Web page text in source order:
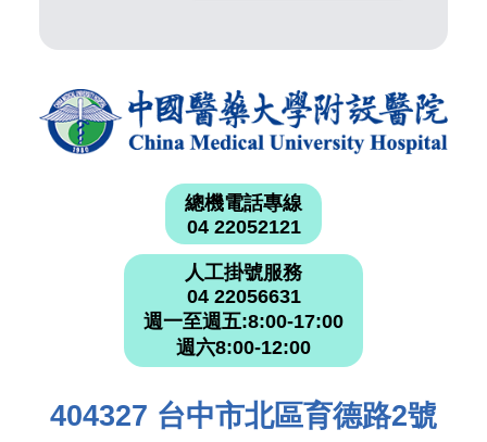
總機電話專線
04 22052121
人工掛號服務
04 22056631
週一至週五:8:00-17:00
週六8:00-12:00
404327 台中市北區育德路2號